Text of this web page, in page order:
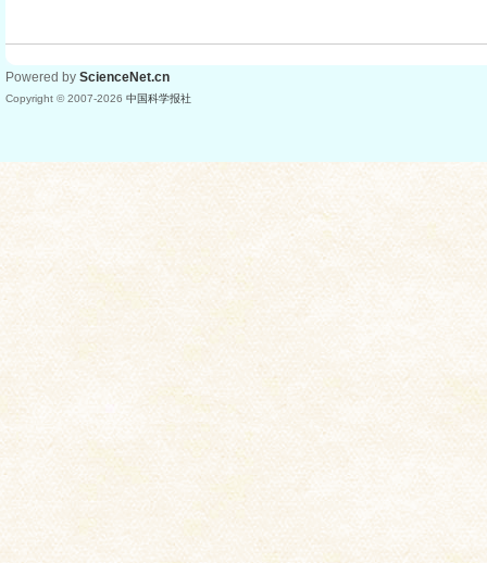
Powered by ScienceNet.cn
Copyright © 2007-2026 中国科学报社